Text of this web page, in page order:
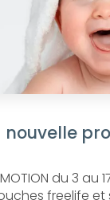
nouvelle
du 3 au
freelife et